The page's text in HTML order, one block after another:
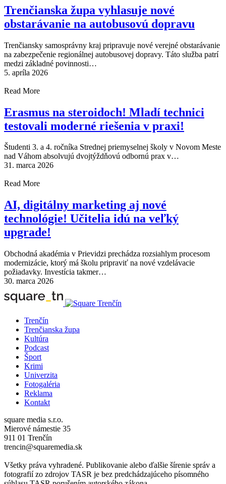
Trenčianska župa vyhlasuje nové
obstarávanie na autobusovú dopravu
Trenčiansky samosprávny kraj pripravuje nové verejné obstarávanie
na zabezpečenie regionálnej autobusovej dopravy. Táto služba patrí
medzi základné povinnosti…
5. apríla 2026
Read More
Erasmus na steroidoch! Mladí technici
testovali moderné riešenia v praxi!
Študenti 3. a 4. ročníka Strednej priemyselnej školy v Novom Meste
nad Váhom absolvujú dvojtýždňovú odbornú prax v…
31. marca 2026
Read More
AI, digitálny marketing aj nové
technológie! Učitelia idú na veľký
upgrade!
Obchodná akadémia v Prievidzi prechádza rozsiahlym procesom
modernizácie, ktorý má školu pripraviť na nové vzdelávacie
požiadavky. Investícia takmer…
30. marca 2026
Trenčín
Trenčianska župa
Kultúra
Podcast
Šport
Krimi
Univerzita
Fotogaléria
Reklama
Kontakt
square media s.r.o.
Mierové námestie 35
911 01 Trenčín
trencin@squaremedia.sk
Všetky práva vyhradené. Publikovanie alebo ďalšie šírenie správ a
fotografií zo zdrojov TASR je bez predchádzajúceho písomného